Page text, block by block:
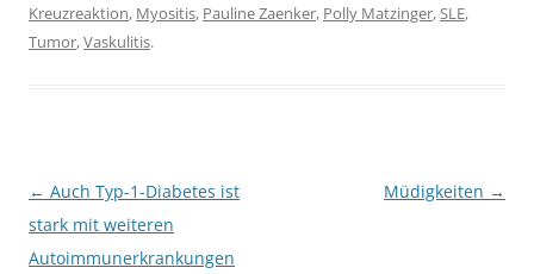
Kreuzreaktion, Myositis, Pauline Zaenker, Polly Matzinger,SLE,
Tumor,Vaskulitis.
Beitragsnavigation
← Auch Typ-1-Diabetes ist
stark mit weiteren
Autoimmunerkrankungen
Müdigkeiten →